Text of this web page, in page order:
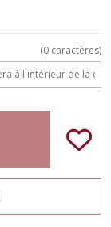
(0 caractères)